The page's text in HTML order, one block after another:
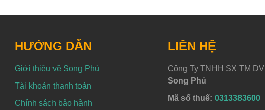
HƯỚNG DẪN
Giới thiệu về Song Phú
Tài khoản thanh toán
Chính sách bảo hành
LIÊN HỆ
Công Ty TNHH SX TM DV
Song Phú
Mã số thuế: 0313383600